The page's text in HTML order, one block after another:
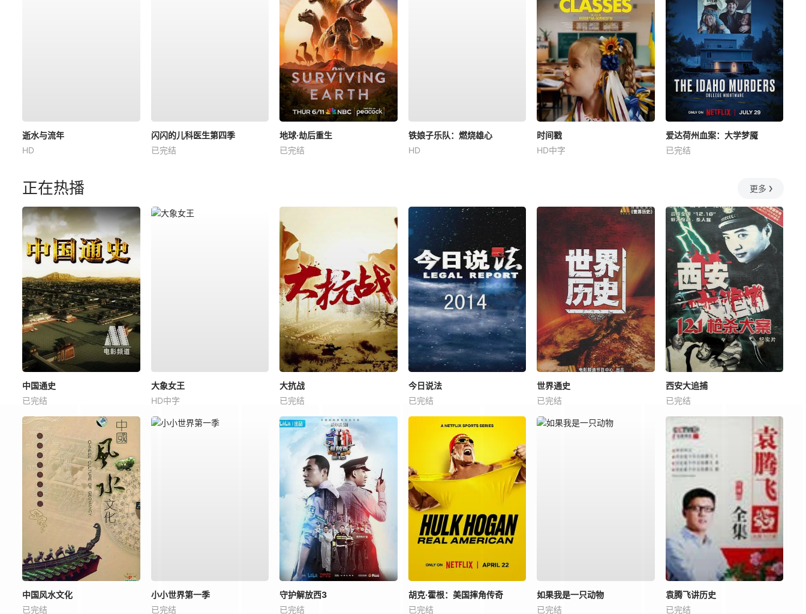
逝水与流年
HD
闪闪的儿科医生第四季
已完结
地球·劫后重生
已完结
铁娘子乐队：燃烧雄心
HD
时间戳
HD中字
爱达荷州血案：大学梦魇
已完结
正在热播 更多
中国通史
已完结
大象女王
HD中字
大抗战
已完结
今日说法
已完结
世界通史
已完结
西安大追捕
已完结
中国风水文化
已完结
小小世界第一季
已完结
守护解放西3
已完结
胡克·霍根：美国摔角传奇
已完结
如果我是一只动物
已完结
袁腾飞讲历史
已完结